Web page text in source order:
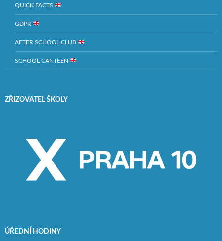
QUICK FACTS
GDPR
AFTER SCHOOL CLUB
SCHOOL CANTEEN
ZŘIZOVATEL ŠKOLY
ÚŘEDNÍ HODINY